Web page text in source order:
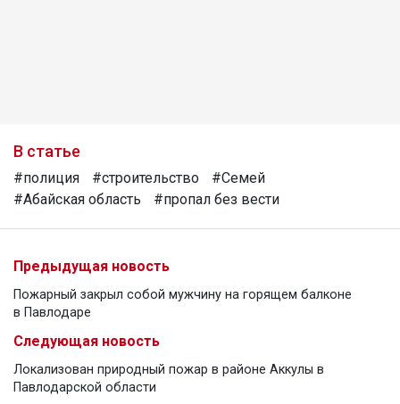
В статье
#полиция #строительство
#Семей
#Абайская область
#пропал без вести
Предыдущая новость
Пожарный закрыл собой мужчину на горящем балконе
в Павлодаре
Следующая новость
Локализован природный пожар в районе Аккулы в
Павлодарской области